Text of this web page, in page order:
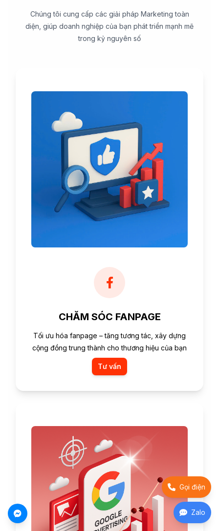
Chúng tôi cung cấp các giải pháp Marketing toàn
diện, giúp doanh nghiệp của bạn phát triển mạnh mẽ
trong kỷ nguyên số
CHĂM SÓC FANPAGE
Tối ưu hóa fanpage – tăng tương tác, xây dựng
cộng đồng trung thành cho thương hiệu của bạn
Tư vấn
Gọi điện
Zalo